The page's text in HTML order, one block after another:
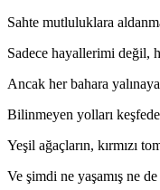
Sahte mutluluklara
Sadece hayallerimi değil,
Ancak her bahara
Bilinmeyen yolları
Yeşil ağaçların, kırmızı
Ve şimdi ne yaşamış ne